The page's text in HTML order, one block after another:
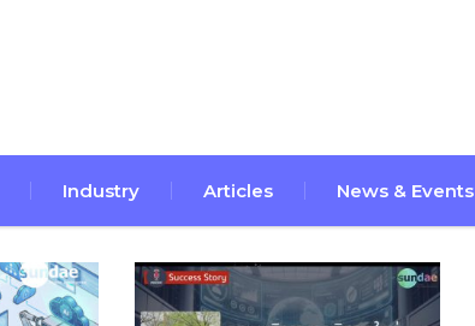
Industry Articles News & Events